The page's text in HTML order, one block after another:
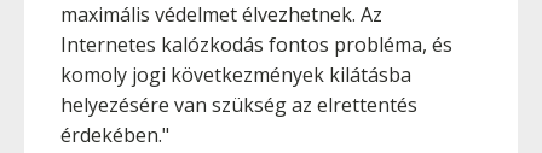
maximális védelmet élvezhetnek. Az
Internetes kalózkodás fontos probléma, és
komoly jogi következmények kilátásba
helyezésére van szükség az elrettentés
érdekében."